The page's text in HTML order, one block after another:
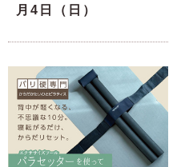
月4日（日）